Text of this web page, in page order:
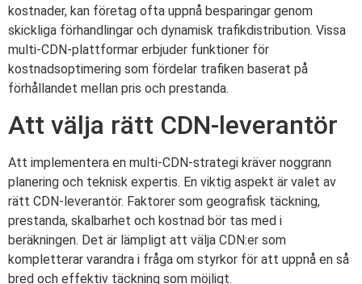
kostnader, kan företag ofta uppnå besparingar genom
skickliga förhandlingar och dynamisk trafikdistribution. Vissa
multi-CDN-plattformar erbjuder funktioner för
kostnadsoptimering som fördelar trafiken baserat på
förhållandet mellan pris och prestanda.
Att välja rätt CDN-leverantör
Att implementera en multi-CDN-strategi kräver noggrann
planering och teknisk expertis. En viktig aspekt är valet av
rätt CDN-leverantör. Faktorer som geografisk täckning,
prestanda, skalbarhet och kostnad bör tas med i
beräkningen. Det är lämpligt att välja CDN:er som
kompletterar varandra i fråga om styrkor för att uppnå en så
bred och effektiv täckning som möjligt.